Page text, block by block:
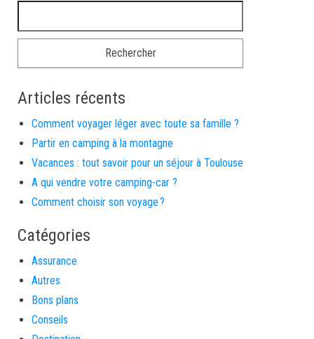
Articles récents
Comment voyager léger avec toute sa famille ?
Partir en camping à la montagne
Vacances : tout savoir pour un séjour à Toulouse
A qui vendre votre camping-car ?
Comment choisir son voyage ?
Catégories
Assurance
Autres
Bons plans
Conseils